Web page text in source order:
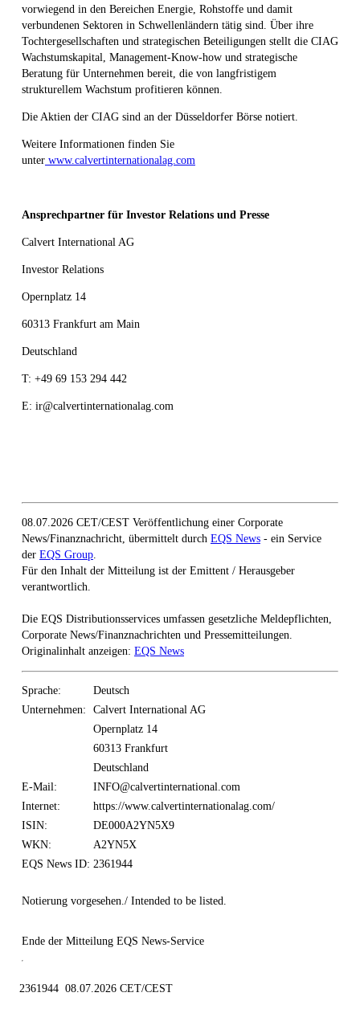
vorwiegend in den Bereichen Energie, Rohstoffe und damit
verbundenen Sektoren in Schwellenländern tätig sind. Über ihre
Tochtergesellschaften und strategischen Beteiligungen stellt die CIAG
Wachstumskapital, Management-Know-how und strategische
Beratung für Unternehmen bereit, die von langfristigem
strukturellem Wachstum profitieren können.
Die Aktien der CIAG sind an der Düsseldorfer Börse notiert.
Weitere Informationen finden Sie
unter www.calvertinternationalag.com
Ansprechpartner für Investor Relations und Presse
Calvert International AG
Investor Relations
Opernplatz 14
60313 Frankfurt am Main
Deutschland
T: +49 69 153 294 442
E: ir@calvertinternationalag.com
08.07.2026 CET/CEST Veröffentlichung einer Corporate
News/Finanznachricht, übermittelt durch EQS News - ein Service
der EQS Group
Für den Inhalt der Mitteilung ist der Emittent / Herausgeber
verantwortlich.
Die EQS Distributionsservices umfassen gesetzliche Meldepflichten,
Corporate News/Finanznachrichten und Pressemitteilungen.
Originalinhalt anzeigen: EQS News
Sprache:
Deutsch
Unternehmen:
Calvert International AG
Opernplatz 14
60313 Frankfurt
Deutschland
E-Mail:
INFO@calvertinternational.com
Internet:
https://www.calvertinternationalag.com/
ISIN:
DE000A2YN5X9
WKN:
A2YN5X
EQS News ID: 2361944
Notierung vorgesehen./ Intended to be listed.
Ende der Mitteilung EQS News-Service
2361944 08.07.2026 CET/CEST